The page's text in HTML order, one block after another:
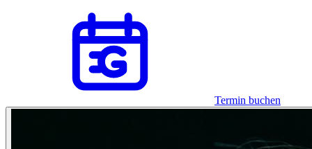
Termin buchen